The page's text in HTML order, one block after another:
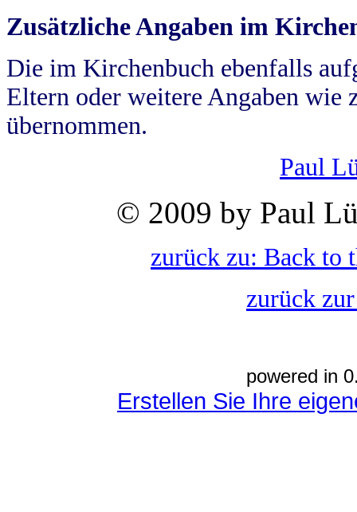
Zusätzliche Angaben im
Die im Kirchenbuch ebenfalls
Eltern oder weitere Angaben wie
übernommen.
Paul
© 2009 by Paul
zurück zu: Back to
zurück
powered in
Erstellen Sie Ihre